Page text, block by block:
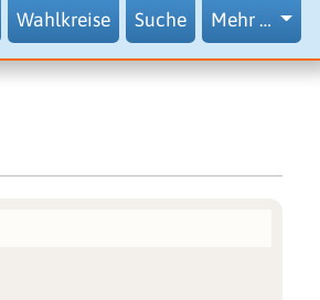
Wahlkreise Suche Mehr …